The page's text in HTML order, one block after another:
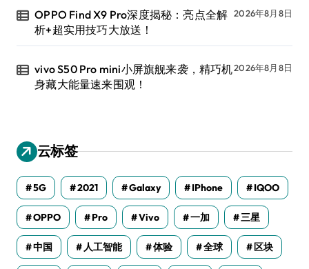
OPPO Find X9 Pro深度揭秘：亮点全解
析+超实用技巧大放送！
2026年8月8日
vivo S50 Pro mini小屏旗舰来袭，精巧机
身藏大能量速来围观！
2026年8月8日
云标签
5G 2021 Galaxy IPhone IQOO
OPPO Pro Vivo 一加 三星
中国 人工智能 体验 全球 区块